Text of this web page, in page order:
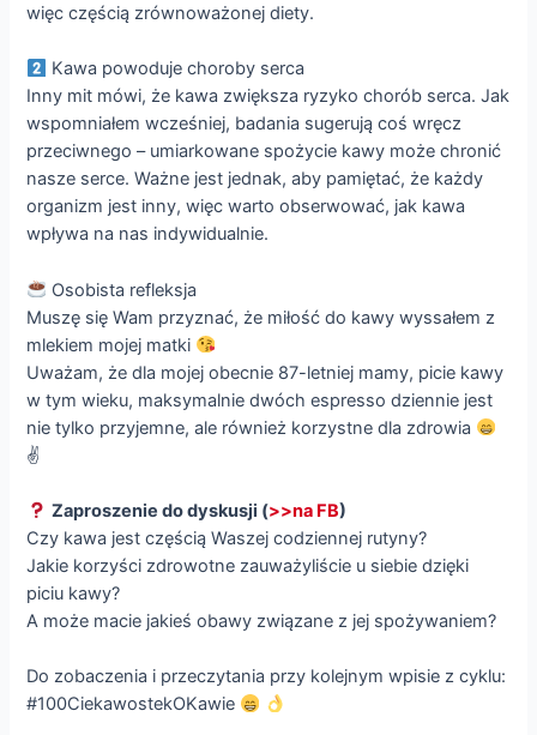
więc częścią zrównoważonej diety.
Kawa powoduje choroby serca
Inny mit mówi, że kawa zwiększa ryzyko chorób serca. Jak
wspomniałem wcześniej, badania sugerują coś wręcz
przeciwnego – umiarkowane spożycie kawy może chronić
nasze serce. Ważne jest jednak, aby pamiętać, że każdy
organizm jest inny, więc warto obserwować, jak kawa
wpływa na nas indywidualnie.
Osobista refleksja
Muszę się Wam przyznać, że miłość do kawy wyssałem z
mlekiem mojej matki
Uważam, że dla mojej obecnie 87-letniej mamy, picie kawy
w tym wieku, maksymalnie dwóch espresso dziennie jest
nie tylko przyjemne, ale również korzystne dla zdrowia
✌
Zaproszenie do dyskusji (>>na FB)
Czy kawa jest częścią Waszej codziennej rutyny?
Jakie korzyści zdrowotne zauważyliście u siebie dzięki
piciu kawy?
A może macie jakieś obawy związane z jej spożywaniem?
Do zobaczenia i przeczytania przy kolejnym wpisie z cyklu:
#100CiekawostekOKawie